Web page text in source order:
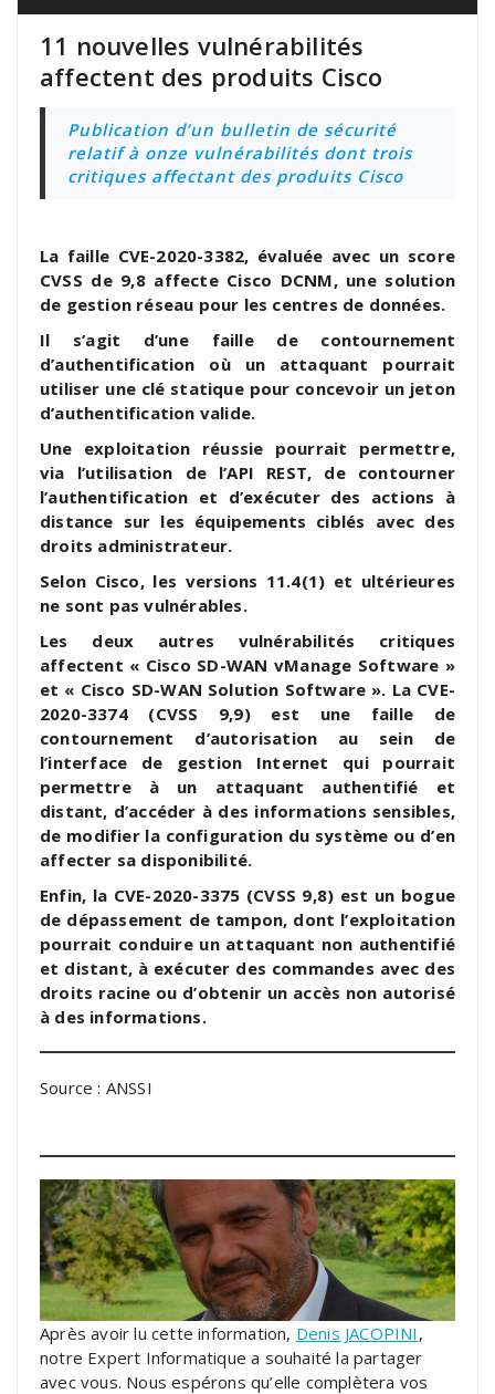
11 nouvelles vulnérabilités
affectent des produits Cisco
Publication d’un bulletin de sécurité
relatif à onze vulnérabilités dont trois
critiques affectant des produits Cisco
La faille CVE-2020-3382, évaluée avec un score
CVSS de 9,8 affecte Cisco DCNM, une solution
de gestion réseau pour les centres de données.
Il s’agit d’une faille de contournement
d’authentification où un attaquant pourrait
utiliser une clé statique pour concevoir un jeton
d’authentification valide.
Une exploitation réussie pourrait permettre,
via l’utilisation de l’API REST, de contourner
l’authentification et d’exécuter des actions à
distance sur les équipements ciblés avec des
droits administrateur.
Selon Cisco, les versions 11.4(1) et ultérieures
ne sont pas vulnérables.
Les deux autres vulnérabilités critiques
affectent « Cisco SD-WAN vManage Software »
et « Cisco SD-WAN Solution Software ». La CVE-
2020-3374 (CVSS 9,9) est une faille de
contournement d’autorisation au sein de
l’interface de gestion Internet qui pourrait
permettre à un attaquant authentifié et
distant, d’accéder à des informations sensibles,
de modifier la configuration du système ou d’en
affecter sa disponibilité.
Enfin, la CVE-2020-3375 (CVSS 9,8) est un bogue
de dépassement de tampon, dont l’exploitation
pourrait conduire un attaquant non authentifié
et distant, à exécuter des commandes avec des
droits racine ou d’obtenir un accès non autorisé
à des informations.
Source : ANSSI
Après avoir lu cette information, Denis JACOPINI ,
notre Expert Informatique a souhaité la partager
avec vous. Nous espérons qu’elle complètera vos